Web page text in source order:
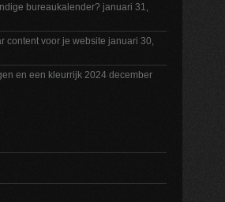
bureaukalender? januari 31,
content voor je website januari 30,
en een kleurrijk 2024 december